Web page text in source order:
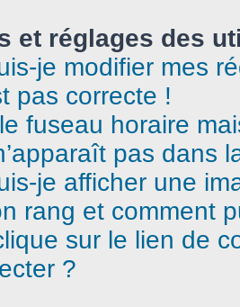
et réglages des
je modifier mes
pas correcte !
fuseau horaire
pas dans
je afficher une
rang et comment
sur le lien de
?